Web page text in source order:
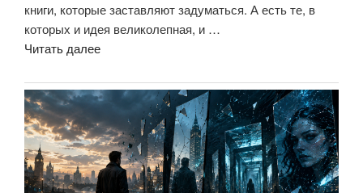
книги, которые заставляют задуматься. А есть те, в
которых и идея великолепная, и …
Читать далее««Черновик».
кто
ты,
если
у
тебя
забрать